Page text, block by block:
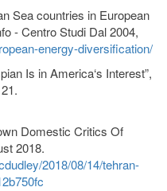
Sea countries in European
- Centro Studi Dal 2004,
energy-diversification/
Is in America‘s Interest”,
Domestic Critics Of
2018.
2018/08/14/tehran-